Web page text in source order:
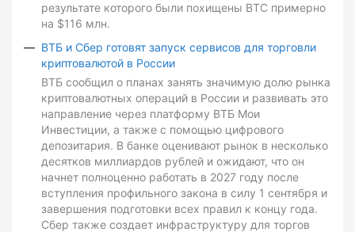
результате которого были похищены BTC примерно
на $116 млн.
ВТБ и Сбер готовят запуск сервисов для торговли
криптовалютой в России
ВТБ сообщил о планах занять значимую долю рынка
криптовалютных операций в России и развивать это
направление через платформу ВТБ Мои
Инвестиции, а также с помощью цифрового
депозитария. В банке оценивают рынок в несколько
десятков миллиардов рублей и ожидают, что он
начнет полноценно работать в 2027 году после
вступления профильного закона в силу 1 сентября и
завершения подготовки всех правил к концу года.
Сбер также создает инфраструктуру для торгов